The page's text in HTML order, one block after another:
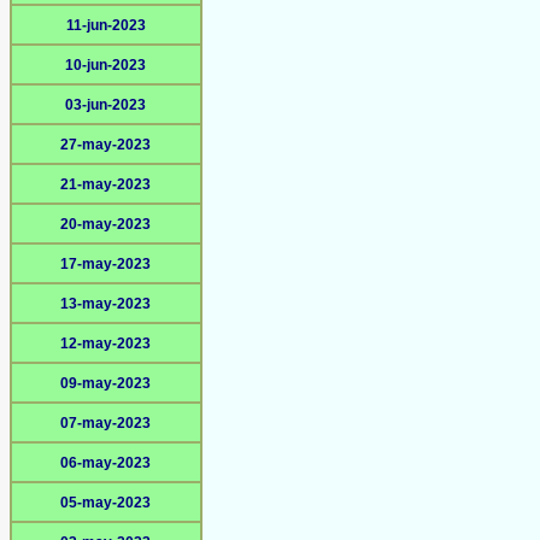
11-jun-2023
10-jun-2023
03-jun-2023
27-may-2023
21-may-2023
20-may-2023
17-may-2023
13-may-2023
12-may-2023
09-may-2023
07-may-2023
06-may-2023
05-may-2023